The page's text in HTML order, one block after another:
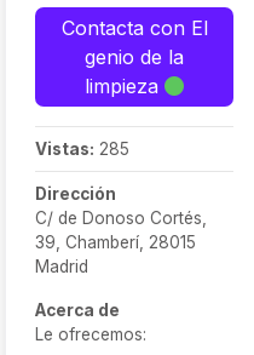
Contacta con El
genio de la
limpieza
Vistas: 285
Dirección
C/ de Donoso Cortés,
39, Chamberí, 28015
Madrid
Acerca de
Le ofrecemos: